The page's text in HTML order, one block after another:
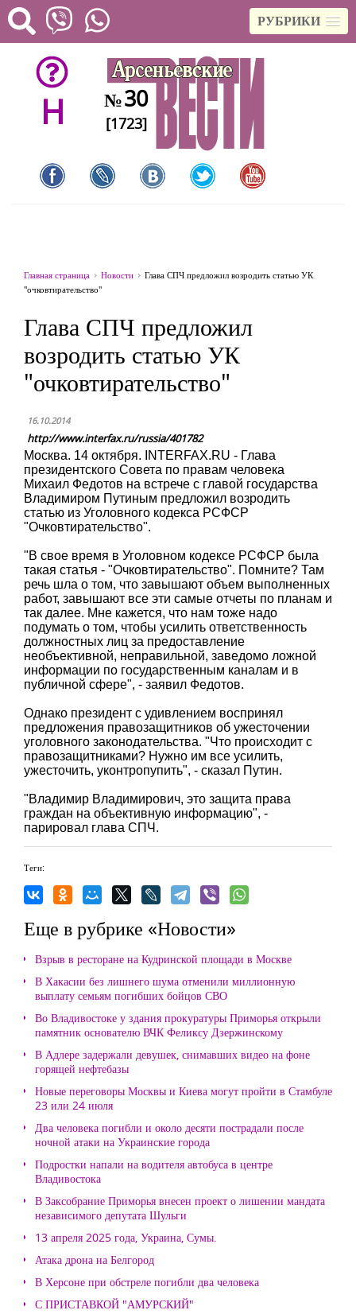
РУБРИКИ
H №30
[1723]
Главная страница Новости
Глава СПЧ предложил возродить статью УК
"очковтирательство"
Глава СПЧ предложил
возродить статью УК
"очковтирательство"
16.10.2014
http://www.interfax.ru/russia/401782
Москва. 14 октября. INTERFAX.RU - Глава
президентского Совета по правам человека
Михаил Федотов на встрече с главой государства
Владимиром Путиным предложил возродить
статью из Уголовного кодекса РСФСР
"Очковтирательство".
"В свое время в Уголовном кодексе РСФСР была
такая статья - "Очковтирательство". Помните? Там
речь шла о том, что завышают объем выполненных
работ, завышают все эти самые отчеты по планам и
так далее. Мне кажется, что нам тоже надо
подумать о том, чтобы усилить ответственность
должностных лиц за предоставление
необъективной, неправильной, заведомо ложной
информации по государственным каналам и в
публичной сфере", - заявил Федотов.
Однако президент с удивлением воспринял
предложения правозащитников об ужесточении
уголовного законодательства. "Что происходит с
правозащитниками? Нужно им все усилить,
ужесточить, уконтропупить", - сказал Путин.
"Владимир Владимирович, это защита права
граждан на объективную информацию", -
парировал глава СПЧ.
Теги:
Еще в рубрике «Новости»
Взрыв в ресторане на Кудринской площади в Москве
В Хакасии без лишнего шума отменили миллионную
выплату семьям погибших бойцов СВО
Во Владивостоке у здания прокуратуры Приморья открыли
памятник основателю ВЧК Феликсу Дзержинскому
В Адлере задержали девушек, снимавших видео на фоне
горящей нефтебазы
Новые переговоры Москвы и Киева могут пройти в Стамбуле
23 или 24 июля
Два человека погибли и около десяти пострадали после
ночной атаки на Украинские города
Подростки напали на водителя автобуса в центре
Владивостока
В Заксобрание Приморья внесен проект о лишении мандата
независимого депутата Шульги
13 апреля 2025 года, Украина, Сумы.
Атака дрона на Белгород
В Херсоне при обстреле погибли два человека
С ПРИСТАВКОЙ "АМУРСКИЙ"